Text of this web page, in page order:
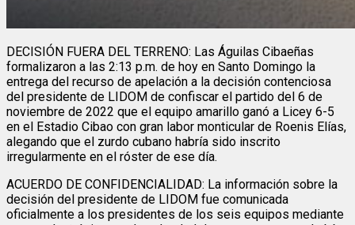
DECISIÓN FUERA DEL TERRENO: Las Águilas Cibaeñas
formalizaron a las 2:13 p.m. de hoy en Santo Domingo la
entrega del recurso de apelación a la decisión contenciosa
del presidente de LIDOM de confiscar el partido del 6 de
noviembre de 2022 que el equipo amarillo ganó a Licey 6-5
en el Estadio Cibao con gran labor monticular de Roenis Elías,
alegando que el zurdo cubano habría sido inscrito
irregularmente en el róster de ese día.
ACUERDO DE CONFIDENCIALIDAD: La información sobre la
decisión del presidente de LIDOM fue comunicada
oficialmente a los presidentes de los seis equipos mediante